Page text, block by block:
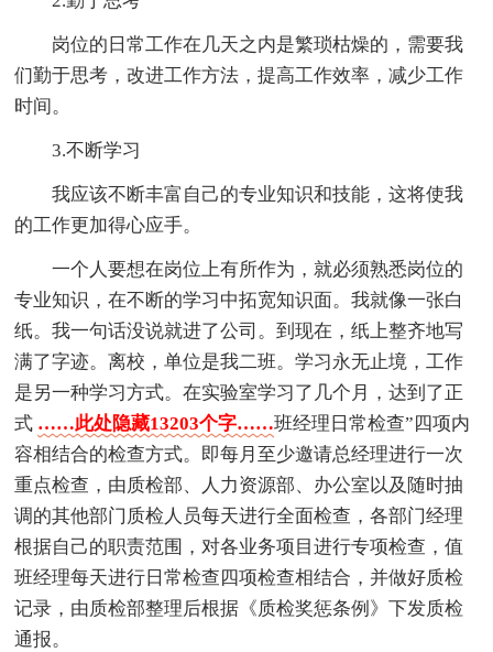
岗位的日常工作在几天之内是繁琐枯燥的，需要我
们勤于思考，改进工作方法，提高工作效率，减少工作
时间。
3.不断学习
我应该不断丰富自己的专业知识和技能，这将使我
的工作更加得心应手。
一个人要想在岗位上有所作为，就必须熟悉岗位的
专业知识，在不断的学习中拓宽知识面。我就像一张白
纸。我一句话没说就进了公司。到现在，纸上整齐地写
满了字迹。离校，单位是我二班。学习永无止境，工作
是另一种学习方式。在实验室学习了几个月，达到了正
式 ……此处隐藏13203个字……班经理日常检查”四项内
容相结合的检查方式。即每月至少邀请总经理进行一次
重点检查，由质检部、人力资源部、办公室以及随时抽
调的其他部门质检人员每天进行全面检查，各部门经理
根据自己的职责范围，对各业务项目进行专项检查，值
班经理每天进行日常检查四项检查相结合，并做好质检
记录，由质检部整理后根据《质检奖惩条例》下发质检
通报。